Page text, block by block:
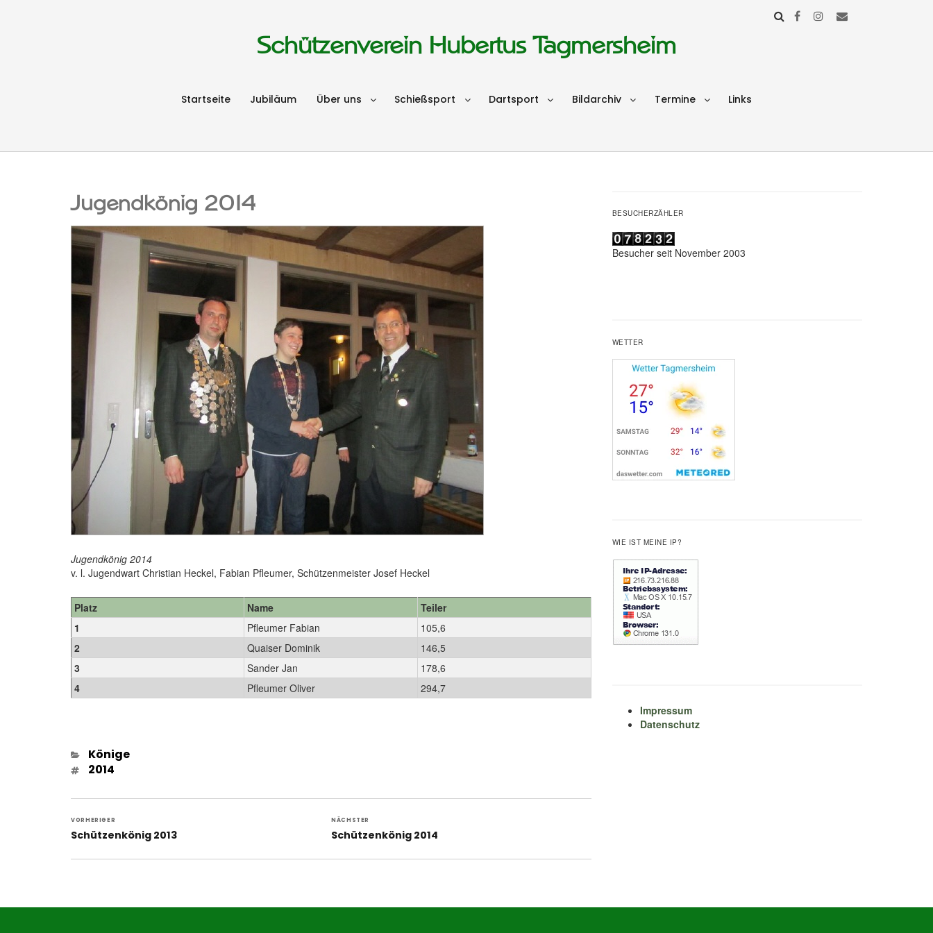
Schützenverein Hubertus Tagmersheim
Startseite Jubiläum Über uns Schießsport Dartsport Bildarchiv Termine Links
Jugendkönig 2014
Jugendkönig 2014
v. l. Jugendwart Christian Heckel, Fabian Pfleumer, Schützenmeister Josef Heckel
Platz Name
Teiler
1
Pfleumer Fabian
105,6
2
Quaiser Dominik
146,5
3
Sander Jan
178,6
4
Pfleumer Oliver 294,7
Kategorien
Könige
Schlagwörter
2014
VORHERIGER
Vorheriger
Schützenkönig 2013
NÄCHSTER
Nächster
Schützenkönig 2014
BESUCHERZÄHLER
Besucher seit November 2003
WETTER
WIE IST MEINE IP?
Impressum
Datenschutz